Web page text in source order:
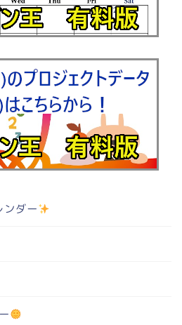
ダー